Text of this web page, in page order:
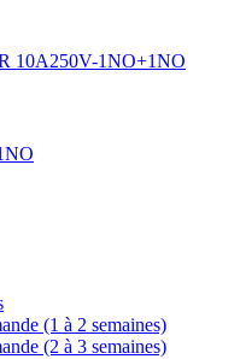
(1 à 2 semaines)
(2 à 3 semaines)